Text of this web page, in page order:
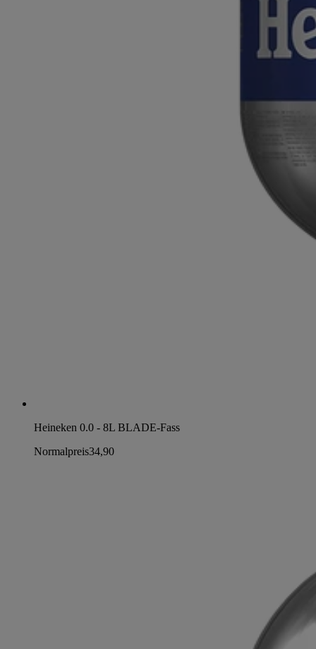
Heineken 0.0 - 8L BLADE-Fass
Normalpreis34,90